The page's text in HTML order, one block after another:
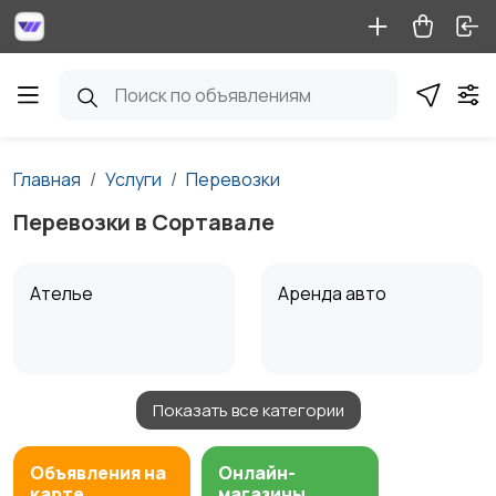
Главная Услуги Перевозки
Перевозки в Сортавале
Ателье Аренда авто
Аренда водного
транспорта
Аренда спецтехники
Показать все категории
Объявления на
Онлайн-